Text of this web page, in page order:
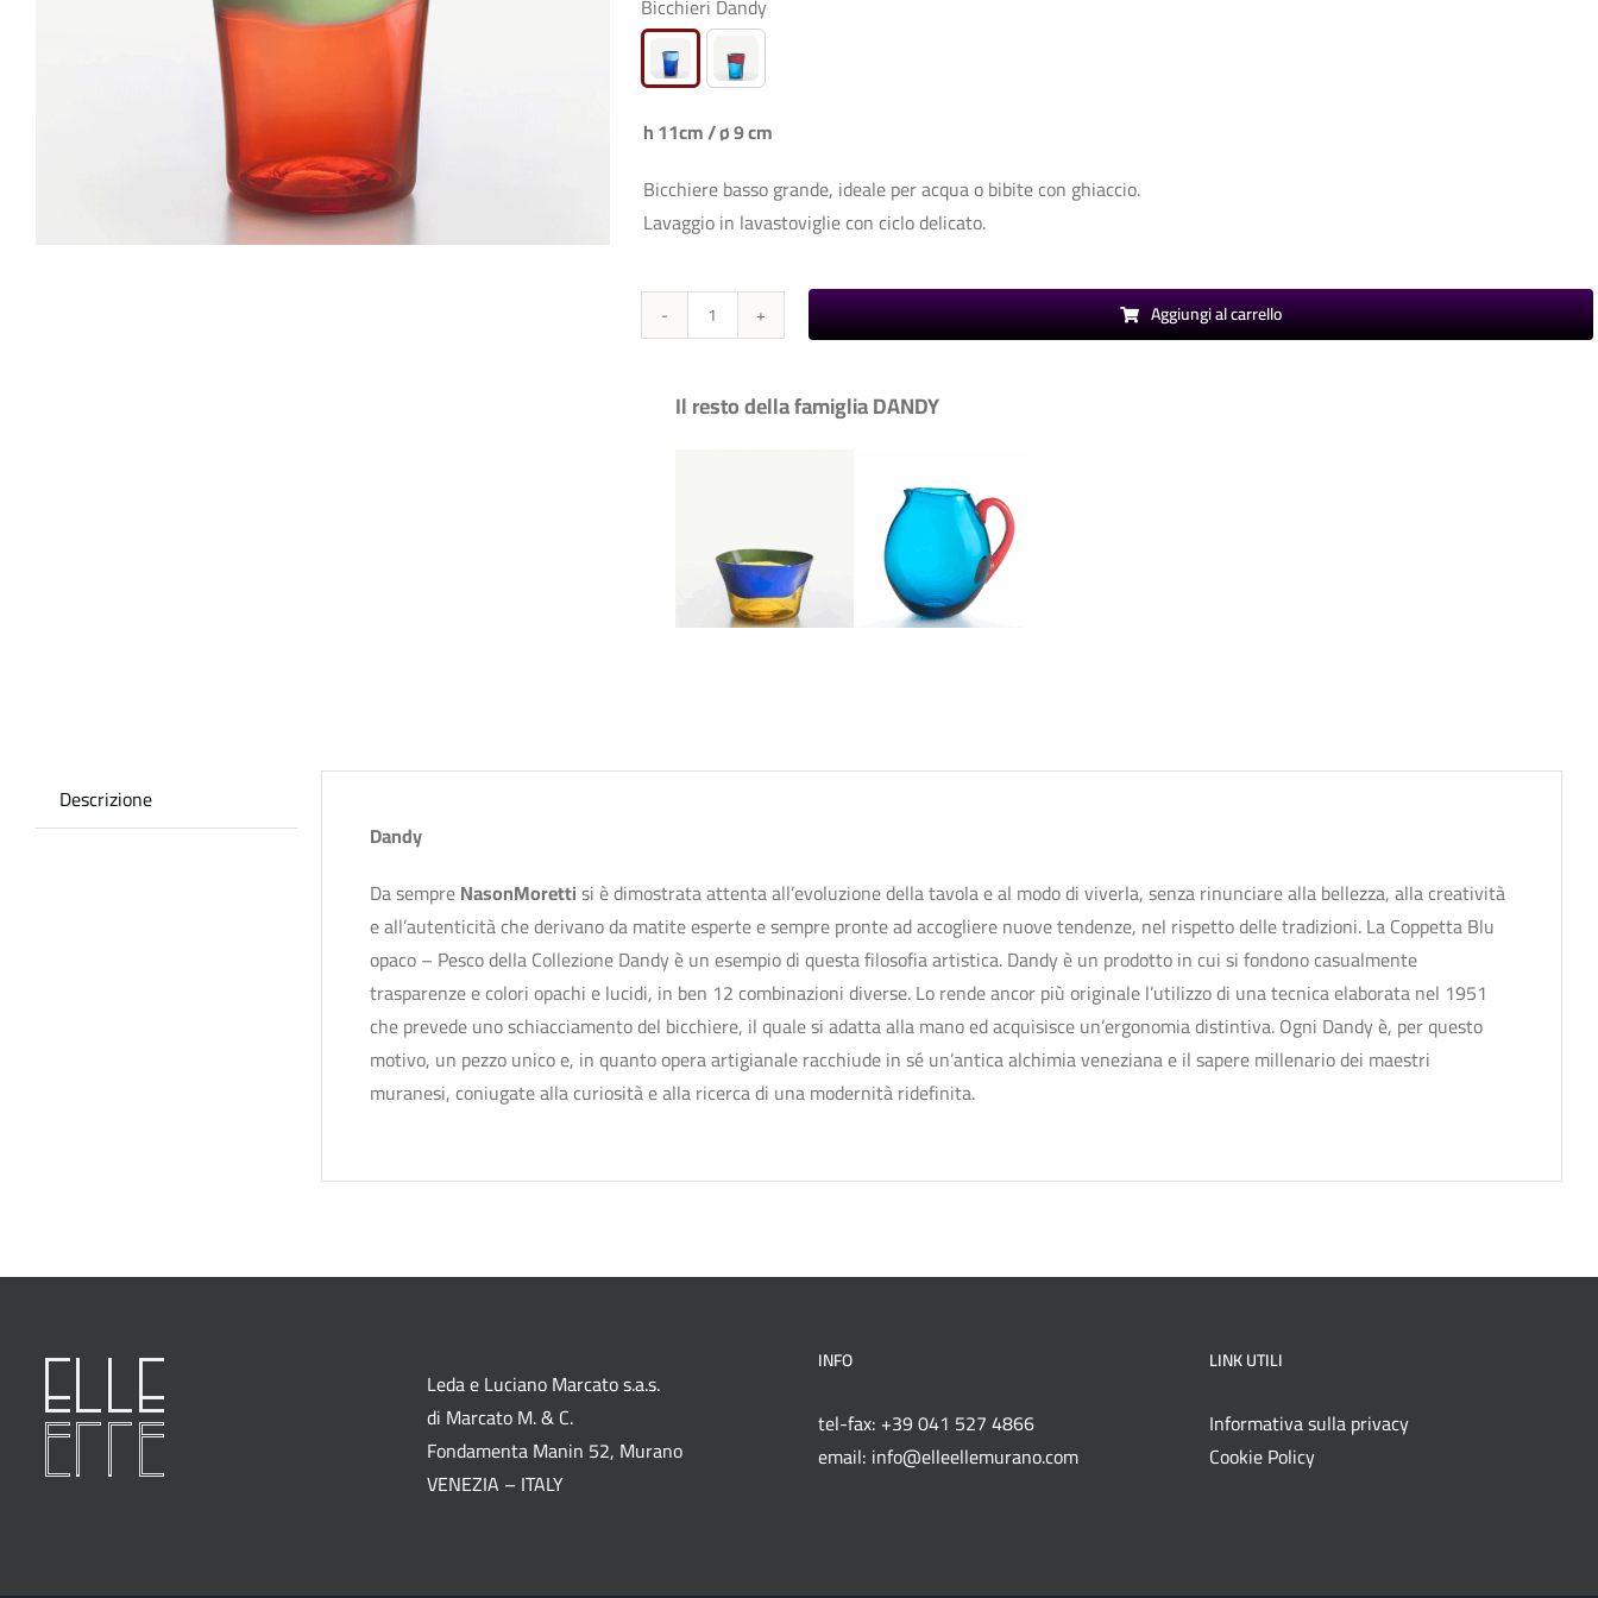
Bicchieri Dandy
h 11cm / ø 9 cm
Bicchiere basso grande, ideale per acqua o bibite con ghiaccio.
Lavaggio in lavastoviglie con ciclo delicato.
Dandy
Bicchieri
Aggiungi al carrello
Il resto della famiglia DANDY
Descrizione
Dandy
Da sempreNasonMorettisi è dimostrata attenta all’evoluzione della tavola e al modo di viverla, senza rinunciare alla bellezza, alla creatività
e all’autenticità che derivano da matite esperte e sempre pronte ad accogliere nuove tendenze, nel rispetto delle tradizioni. La Coppetta Blu
opaco – Pesco della Collezione Dandy è un esempio di questa filosofia artistica. Dandy è un prodotto in cui si fondono casualmente
trasparenze e colori opachi e lucidi, in ben 12 combinazioni diverse. Lo rende ancor più originale l’utilizzo di una tecnica elaborata nel 1951
che prevede uno schiacciamento del bicchiere, il quale si adatta alla mano ed acquisisce un’ergonomia distintiva. Ogni Dandy è, per questo
motivo, un pezzo unico e, in quanto opera artigianale racchiude in sé un’antica alchimia veneziana e il sapere millenario dei maestri
muranesi, coniugate alla curiosità e alla ricerca di una modernità ridefinita.
Leda e Luciano Marcato s.a.s.
di Marcato M. & C.
Fondamenta Manin 52, Murano
VENEZIA – ITALY
INFO
tel-fax: +39 041 527 4866
email: info@elleellemurano.com
LINK UTILI
Informativa sulla privacy
Cookie Policy